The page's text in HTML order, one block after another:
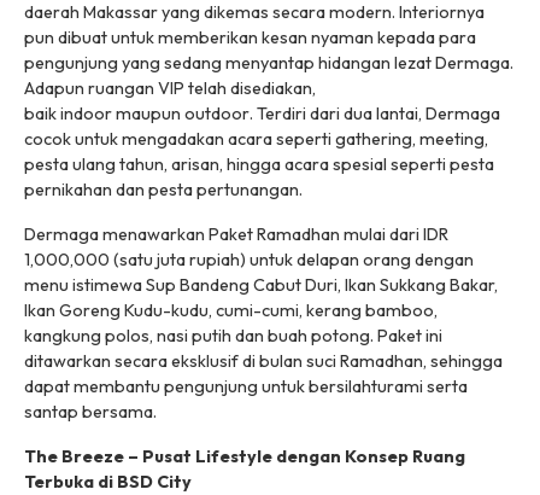
daerah Makassar yang dikemas secara modern. Interiornya
pun dibuat untuk memberikan kesan nyaman kepada para
pengunjung yang sedang menyantap hidangan lezat Dermaga.
Adapun ruangan VIP telah disediakan,
baikindoormaupun outdoor. Terdiri dari dua lantai, Dermaga
cocok untuk mengadakan acara seperti gathering, meeting,
pesta ulang tahun, arisan, hingga acara spesial seperti pesta
pernikahan dan pesta pertunangan.
Dermaga menawarkan Paket Ramadhan mulai dari IDR
1,000,000 (satu juta rupiah) untuk delapan orang dengan
menu istimewa Sup Bandeng Cabut Duri, Ikan Sukkang Bakar,
Ikan Goreng Kudu-kudu, cumi-cumi, kerang bamboo,
kangkung polos, nasi putih dan buah potong. Paket ini
ditawarkan secara eksklusif di bulan suci Ramadhan, sehingga
dapat membantu pengunjung untuk bersilahturami serta
santap bersama.
The Breeze – Pusat Lifestyle dengan Konsep Ruang
Terbuka di BSD City